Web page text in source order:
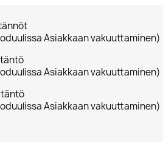
Asiakkaan vakuuttaminen)
Asiakkaan vakuuttaminen)
Asiakkaan vakuuttaminen)